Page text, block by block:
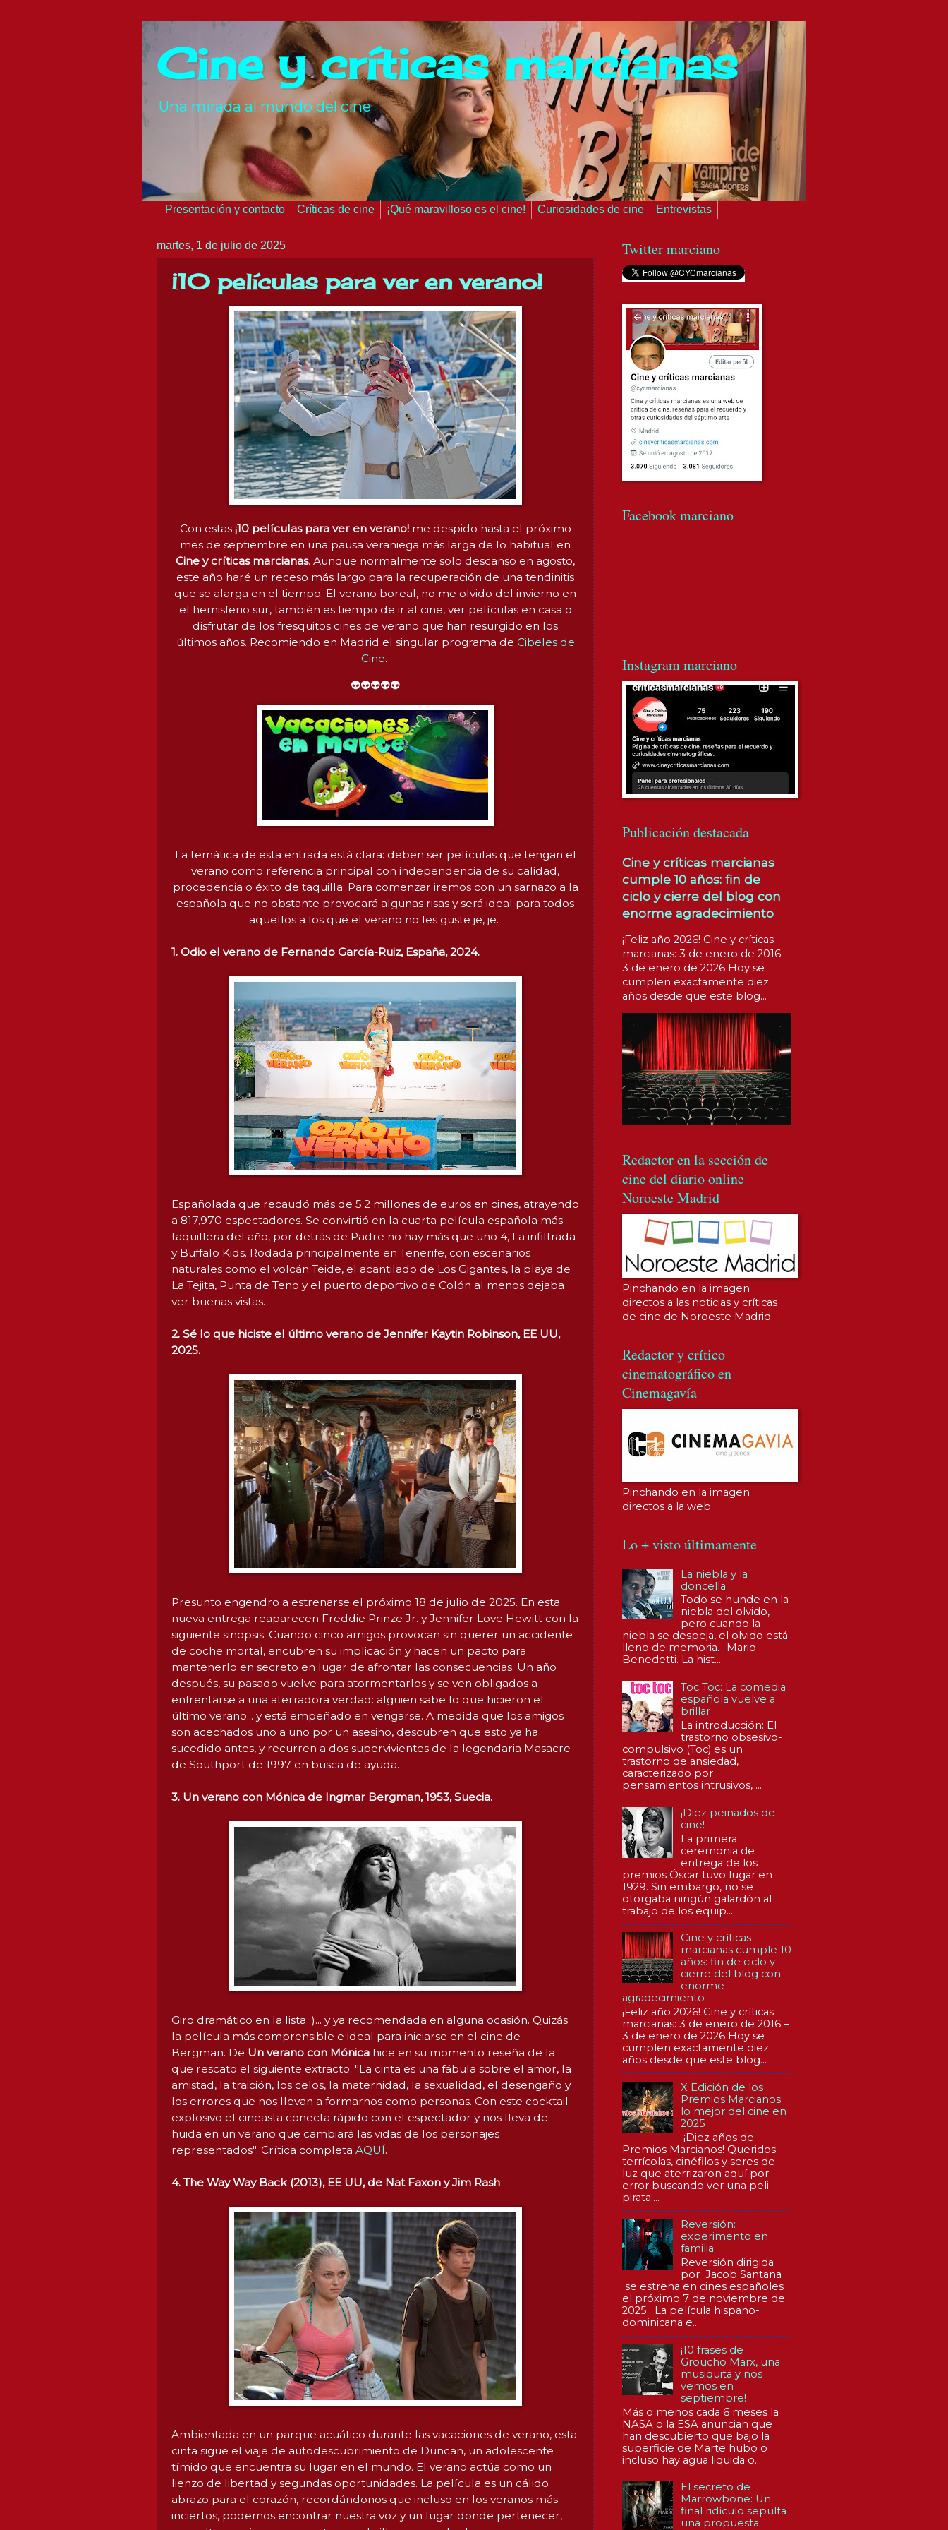
Cine y críticas marcianas
Una mirada al mundo del cine
Presentación y contacto Críticas de cine ¡Qué maravilloso es el cine! Curiosidades de cine Entrevistas
martes, 1 de julio de 2025
¡10 películas para ver en verano!
Con estas¡10 películas para ver en verano!me despido hasta el próximo
mes de septiembre en una pausa veraniega más larga de lo habitual en
Cine y críticas marcianas. Aunque normalmente solo descanso en agosto,
este año haré un receso más largo para la recuperación de una tendinitis
que se alarga en el tiempo. El verano boreal, no me olvido del invierno en
el hemisferio sur, también es tiempo de ir al cine, ver películas en casa o
disfrutar de los fresquitos cines de verano que han resurgido en los
últimos años. Recomiendo en Madrid el singular programa de Cibeles de
Cine.
👽👽👽👽👽
La temática de esta entrada está clara: deben ser películas que tengan el
verano como referencia principal con independencia de su calidad,
procedencia o éxito de taquilla. Para comenzar iremos con un sarnazo a la
española que no obstante provocará algunas risas y será ideal para todos
aquellos a los que el verano no les guste je, je.
1. Odio el verano de Fernando García-Ruiz, España, 2024.
Españolada que recaudó más de 5.2 millones de euros en cines, atrayendo
a 817,970 espectadores. Se convirtió en la cuarta película española más
taquillera del año, por detrás de Padre no hay más que uno 4, La infiltrada
y Buffalo Kids. Rodada principalmente en Tenerife, con escenarios
naturales como el volcán Teide, el acantilado de Los Gigantes, la playa de
La Tejita, Punta de Teno y el puerto deportivo de Colón al menos dejaba
ver buenas vistas.
2. Sé lo que hiciste el último verano de Jennifer Kaytin Robinson, EE UU,
2025.
Presunto engendro a estrenarse el próximo 18 de julio de 2025. En esta
nueva entrega reaparecen Freddie Prinze Jr. y Jennifer Love Hewitt con la
siguiente sinopsis: Cuando cinco amigos provocan sin querer un accidente
de coche mortal, encubren su implicación y hacen un pacto para
mantenerlo en secreto en lugar de afrontar las consecuencias. Un año
después, su pasado vuelve para atormentarlos y se ven obligados a
enfrentarse a una aterradora verdad: alguien sabe lo que hicieron el
último verano... y está empeñado en vengarse. A medida que los amigos
son acechados uno a uno por un asesino, descubren que esto ya ha
sucedido antes, y recurren a dos supervivientes de la legendaria Masacre
de Southport de 1997 en busca de ayuda.
3. Un verano con Mónica de Ingmar Bergman, 1953, Suecia.
Giro dramático en la lista :)... y ya recomendada en alguna ocasión. Quizás
la película más comprensible e ideal para iniciarse en el cine de
Bergman. De Un verano con Mónica hice en su momento reseña de la
que rescato el siguiente extracto: "La cinta es una fábula sobre el amor, la
amistad, la traición, los celos, la maternidad, la sexualidad, el desengaño y
los errores que nos llevan a formarnos como personas. Con este cocktail
explosivo el cineasta conecta rápido con el espectador y nos lleva de
huida en un verano que cambiará las vidas de los personajes
representados". Crítica completa AQUÍ.
4. The Way Way Back (2013), EE UU, de Nat Faxon y Jim Rash
Ambientada en un parque acuático durante las vacaciones de verano, esta
cinta sigue el viaje de autodescubrimiento de Duncan, un adolescente
tímido que encuentra su lugar en el mundo. El verano actúa como un
lienzo de libertad y segundas oportunidades. La película es un cálido
abrazo para el corazón, recordándonos que incluso en los veranos más
inciertos, podemos encontrar nuestra voz y un lugar donde pertenecer,
Twitter marciano
Facebook marciano
Instagram marciano
Publicación destacada
Cine y críticas marcianas
cumple 10 años: fin de
ciclo y cierre del blog con
enorme agradecimiento
¡Feliz año 2026! Cine y críticas
marcianas: 3 de enero de 2016 –
3 de enero de 2026 Hoy se
cumplen exactamente diez
años desde que este blog...
Redactor en la sección de
cine del diario online
Noroeste Madrid
Pinchando en la imagen
directos a las noticias y críticas
de cine de Noroeste Madrid
Redactor y crítico
cinematográfico en
Cinemagavía
Pinchando en la imagen
directos a la web
Lo + visto últimamente
La niebla y la
doncella
Todo se hunde en la
niebla del olvido,
pero cuando la
niebla se despeja, el olvido está
lleno de memoria. -Mario
Benedetti. La hist...
Toc Toc: La comedia
española vuelve a
brillar
La introducción: El
trastorno obsesivo-
compulsivo (Toc) es un
trastorno de ansiedad,
caracterizado por
pensamientos intrusivos, ...
¡Diez peinados de
cine!
La primera
ceremonia de
entrega de los
premios Óscar tuvo lugar en
1929. Sin embargo, no se
otorgaba ningún galardón al
trabajo de los equip...
Cine y críticas
marcianas cumple 10
años: fin de ciclo y
cierre del blog con
enorme
agradecimiento
¡Feliz año 2026! Cine y críticas
marcianas: 3 de enero de 2016 –
3 de enero de 2026 Hoy se
cumplen exactamente diez
años desde que este blog...
X Edición de los
Premios Marcianos:
lo mejor del cine en
2025
¡Diez años de
Premios Marcianos! Queridos
terrícolas, cinéfilos y seres de
luz que aterrizaron aquí por
error buscando ver una peli
pirata:...
Reversión:
experimento en
familia
Reversión dirigida
por Jacob Santana
se estrena en cines españoles
el próximo 7 de noviembre de
2025. La película hispano-
dominicana e...
¡10 frases de
Groucho Marx, una
musiquita y nos
vemos en
septiembre!
Más o menos cada 6 meses la
NASA o la ESA anuncian que
han descubierto que bajo la
superficie de Marte hubo o
incluso hay agua liquida o...
El secreto de
Marrowbone: Un
final ridículo sepulta
una propuesta